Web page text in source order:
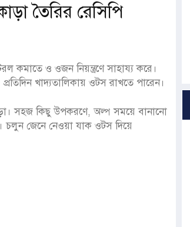
তৈরির রেসিপি
কমাতে ও ওজন নিয়ন্ত্রণে সাহায্য করে।
খাদ্যতালিকায় ওটস রাখতে পারেন।
সহজ কিছু উপকরণে, অল্প সময়ে বানানো
চলুন জেনে নেওয়া যাক ওটস দিয়ে